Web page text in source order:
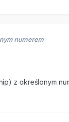
numerem
z określonym